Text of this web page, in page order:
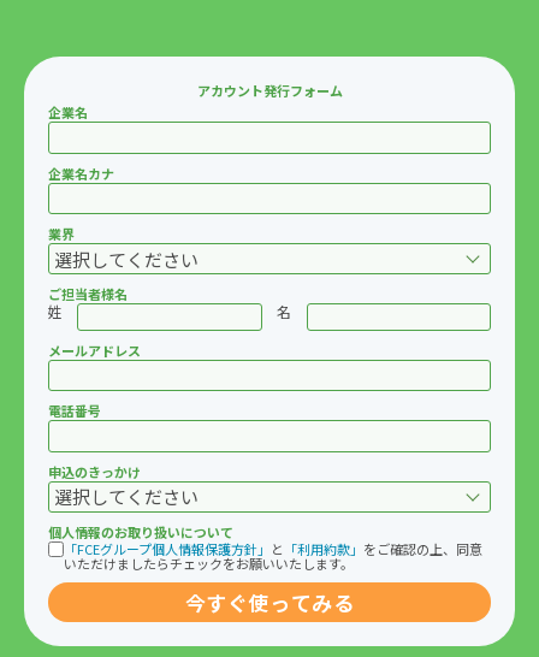
アカウント発行フォーム
企業名
企業名カナ
業界
ご担当者様名
姓 名
メールアドレス
電話番号
申込のきっかけ
個人情報のお取り扱いについて
「FCEグループ個人情報保護方針」 と 「利用約款」 をご確認の上、同意
いただけましたらチェックをお願いいたします。